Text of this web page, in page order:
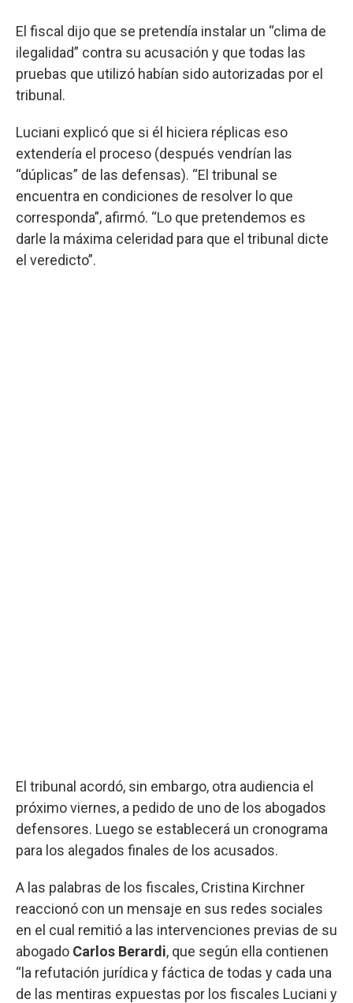
El fiscal dijo que se pretendía instalar un “clima de
ilegalidad” contra su acusación y que todas las
pruebas que utilizó habían sido autorizadas por el
tribunal.
Luciani explicó que si él hiciera réplicas eso
extendería el proceso (después vendrían las
“dúplicas” de las defensas). “El tribunal se
encuentra en condiciones de resolver lo que
corresponda”, afirmó. “Lo que pretendemos es
darle la máxima celeridad para que el tribunal dicte
el veredicto”.
El tribunal acordó, sin embargo, otra audiencia el
próximo viernes, a pedido de uno de los abogados
defensores. Luego se establecerá un cronograma
para los alegados finales de los acusados.
A las palabras de los fiscales, Cristina Kirchner
reaccionó con un mensaje en sus redes sociales
en el cual remitió a las intervenciones previas de su
abogado Carlos Berardi, que según ella contienen
“la refutación jurídica y fáctica de todas y cada una
de las mentiras expuestas por los fiscales Luciani y